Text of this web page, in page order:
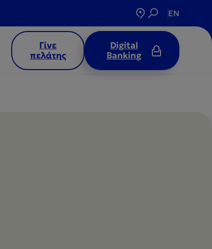
EN
Γίνε
πελάτης
Digital
Banking